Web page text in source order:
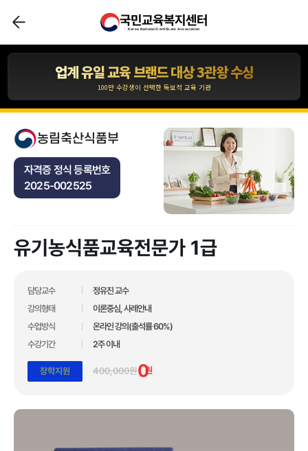
국민교육복지센터
Korea National Certificate Association
압도적인 합격자 수 1,110,211건 입니다.
*자사 사이트 내 합격후기 글 수 기준
업계 유일 교육 브랜드 대상 3관왕 수상
100만 수강생이 선택한 독보적 교육 기관
합격자 수 1위 국민교육복지센터
10년간 아무도 깨지 못한 기록!
압도적인 합격자 수 1,110,211건 입니다.
*자사 사이트 내 합격후기 글 수 기준
업계 유일 교육 브랜드 대상 3관왕 수상
업계 유일 교육 브랜드 대상 3관왕 수상
합격자 수 1위 국민교육복지센터
10년간 아무도 깨지 못한 기록!
압도적인 합격자 수 1,110,211건 입니다.
*자사 사이트 내 합격후기 글 수 기준
업계 유일 교육 브랜드 대상 3관왕 수상
농림축산식품부
자격증 정식 등록번호
2025-002525
유기농식품교육전문가 1급
담당교수
정유진 교수
강의형태
이론중심, 사례안내
수업방식
온라인 강의(출석률 60%)
수강기간
2주 이내
장학지원 400,000원0원